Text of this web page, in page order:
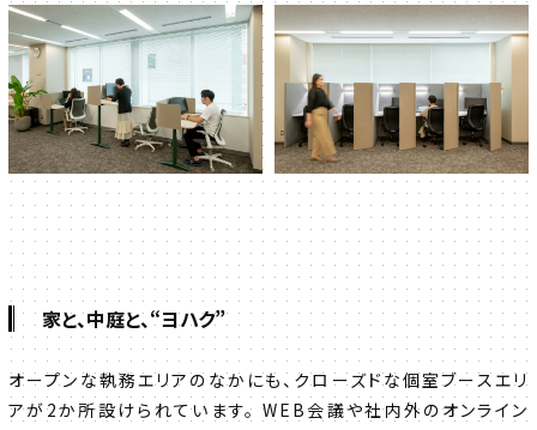
家と、中庭と、“ヨハク”
オープンな執務エリアのなかにも、クローズドな個室ブースエリ
アが2か所設けられています。 WEB会議や社内外のオンライン